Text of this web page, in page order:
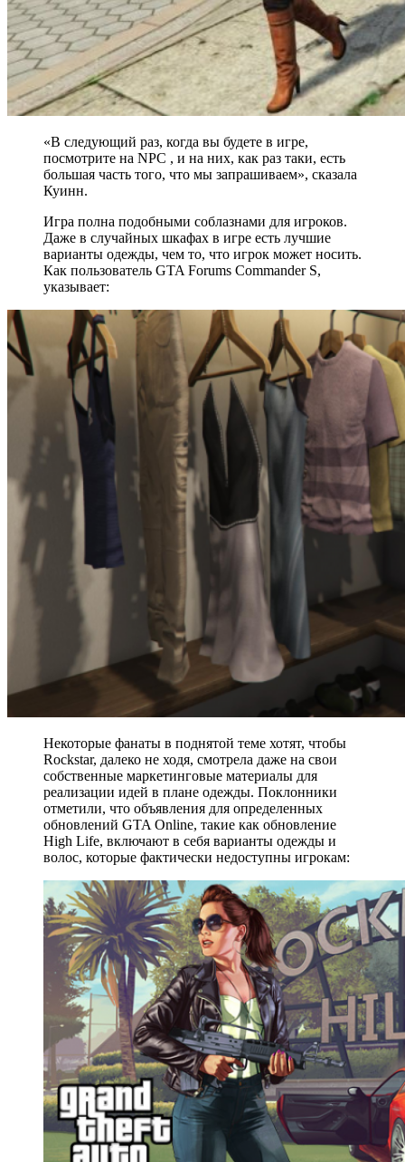
«В следующий раз, когда вы будете в игре,
посмотрите на NPC , и на них, как раз таки, есть
большая часть того, что мы запрашиваем», сказала
Куинн.
Игра полна подобными соблазнами для игроков.
Даже в случайных шкафах в игре есть лучшие
варианты одежды, чем то, что игрок может носить.
Как пользователь GTA Forums Commander S,
указывает:
Некоторые фанаты в поднятой теме хотят, чтобы
Rockstar, далеко не ходя, смотрела даже на свои
собственные маркетинговые материалы для
реализации идей в плане одежды. Поклонники
отметили, что объявления для определенных
обновлений GTA Оnline, такие как обновление
High Life, включают в себя варианты одежды и
волос, которые фактически недоступны игрокам: